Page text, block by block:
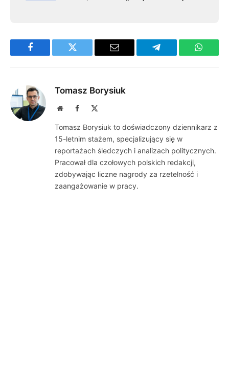
Facebook Twitter Email Telegram
Tomasz Borysiuk
WebsiteFacebook
Tomasz Borysiuk to doświadczony dziennikarz z
15-letnim stażem, specjalizujący się w
reportażach śledczych i analizach politycznych.
Pracował dla czołowych polskich redakcji,
zdobywając liczne nagrody za rzetelność i
zaangażowanie w pracy.